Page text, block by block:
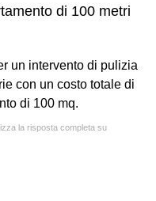
di 100 metri
un intervento di pulizia
con un costo totale di
di 100 mq.
la risposta completa su